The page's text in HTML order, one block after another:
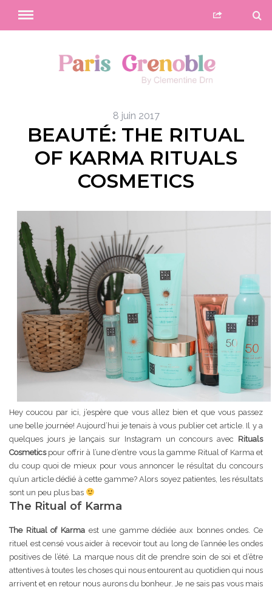
8 juin 2017
BEAUTÉ: THE RITUAL
OF KARMA RITUALS
COSMETICS
Hey coucou par ici, j’espère que vous allez bien et que vous passez
une belle journée! Aujourd’hui je tenais à vous publier cet article. Il y a
quelques jours je lançais sur Instagram un concours avec Rituals
Cosmeticspour offrir à l’une d’entre vous la gamme Ritual of Karma et
du coup quoi de mieux pour vous annoncer le résultat du concours
qu’un article dédié à cette gamme? Alors soyez patientes, les résultats
sont un peu plus bas
The Ritual of Karma
The Ritual of Karmaest une gamme dédiée aux bonnes ondes. Ce
rituel est censé vous aider à recevoir tout au long de l’année les ondes
positives de l’été. La marque nous dit de prendre soin de soi et d’être
attentives à toutes les choses qui nous entourent au quotidien qui nous
arrivent et en retour nous aurons du bonheur. Je ne sais pas vous mais